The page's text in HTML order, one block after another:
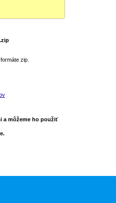
zip.
a môžeme ho použiť